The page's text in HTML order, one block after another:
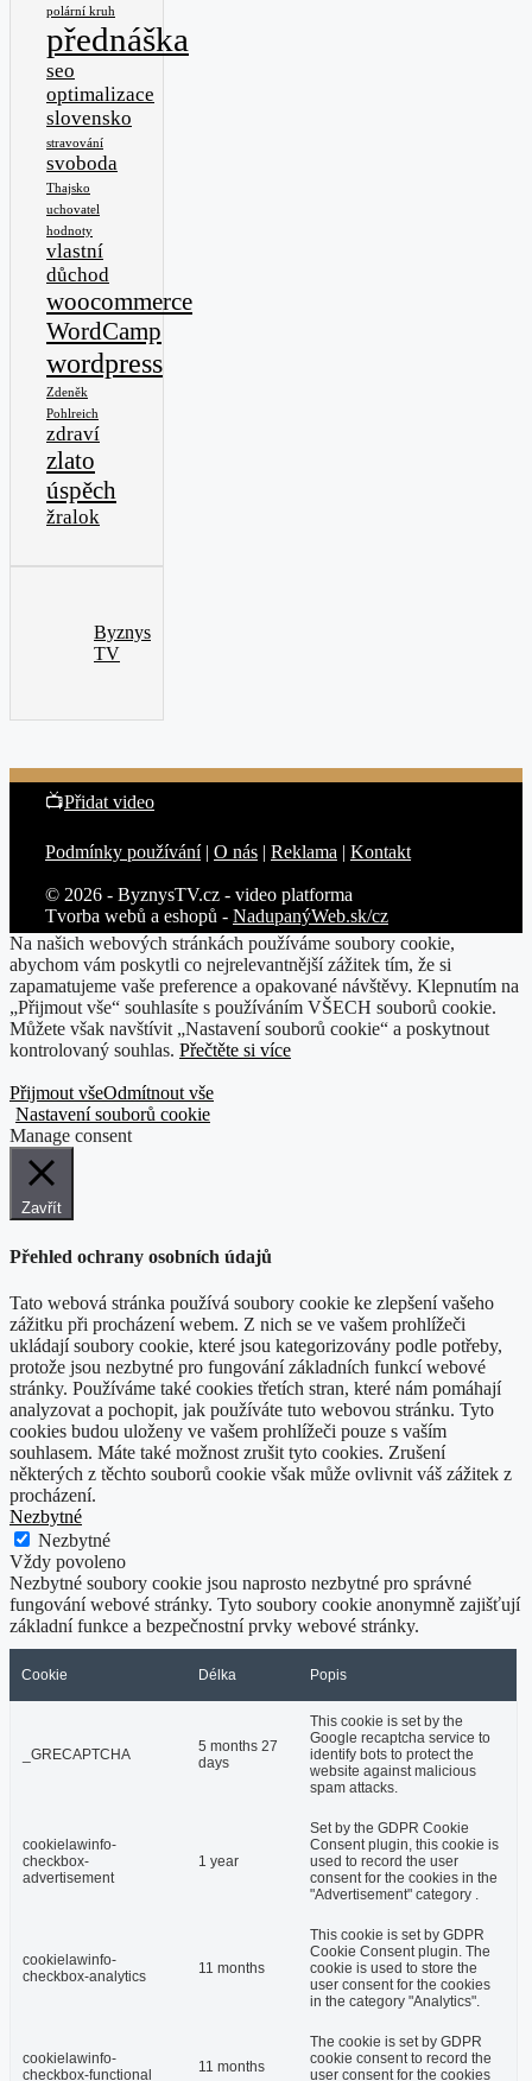
polární kruh
přednáška
seo
optimalizace
slovensko
stravování
svoboda
Thajsko
uchovatel
hodnoty
vlastní
důchod
woocommerce
WordCamp
wordpress
Zdeněk
Pohlreich
zdraví
zlato
úspěch
žralok
Byznys
TV
📺Přidat video
Podmínky používání| O nás | Reklama | Kontakt
© 2026 - ByznysTV.cz - video platforma
Tvorba webů a eshopů - NadupanýWeb.sk/cz
Na našich webových stránkách používáme soubory cookie,
abychom vám poskytli co nejrelevantnější zážitek tím, že si
zapamatujeme vaše preference a opakované návštěvy. Klepnutím na
„Přijmout vše“ souhlasíte s používáním VŠECH souborů cookie.
Můžete však navštívit „Nastavení souborů cookie“ a poskytnout
kontrolovaný souhlas. Přečtěte si více
Přijmout všeOdmítnout vše
Nastavení souborů cookie
Manage consent
Zavřít
Přehled ochrany osobních údajů
Tato webová stránka používá soubory cookie ke zlepšení vašeho
zážitku při procházení webem. Z nich se ve vašem prohlížeči
ukládají soubory cookie, které jsou kategorizovány podle potřeby,
protože jsou nezbytné pro fungování základních funkcí webové
stránky. Používáme také cookies třetích stran, které nám pomáhají
analyzovat a pochopit, jak používáte tuto webovou stránku. Tyto
cookies budou uloženy ve vašem prohlížeči pouze s vaším
souhlasem. Máte také možnost zrušit tyto cookies. Zrušení
některých z těchto souborů cookie však může ovlivnit váš zážitek z
procházení.
Nezbytné
Nezbytné
Vždy povoleno
Nezbytné soubory cookie jsou naprosto nezbytné pro správné
fungování webové stránky. Tyto soubory cookie anonymně zajišťují
základní funkce a bezpečnostní prvky webové stránky.
Cookie Délka Popis
_GRECAPTCHA
5 months 27
days
This cookie is set by the
Google recaptcha service to
identify bots to protect the
website against malicious
spam attacks.
cookielawinfo-
checkbox-
advertisement
1 year
Set by the GDPR Cookie
Consent plugin, this cookie is
used to record the user
consent for the cookies in the
"Advertisement" category .
cookielawinfo-
checkbox-analytics
11 months
This cookie is set by GDPR
Cookie Consent plugin. The
cookie is used to store the
user consent for the cookies
in the category "Analytics".
cookielawinfo-
checkbox-functional
11 months
The cookie is set by GDPR
cookie consent to record the
user consent for the cookies